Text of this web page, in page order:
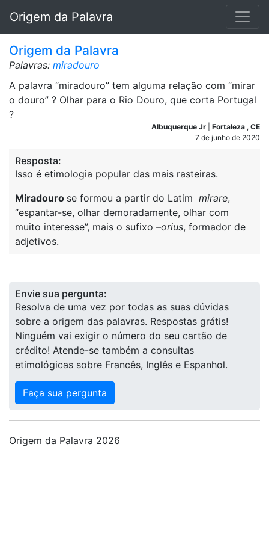
Origem da Palavra
Origem da Palavra
Palavras: miradouro
A palavra “miradouro” tem alguma relação com “mirar
o douro” ? Olhar para o Rio Douro, que corta Portugal
?
Albuquerque Jr Fortaleza , CE
7 de junho de 2020
Resposta:
Isso é etimologia popular das mais rasteiras.
Miradouro se formou a partir do Latim mirare,
“espantar-se, olhar demoradamente, olhar com
muito interesse”, mais o sufixo –orius, formador de
adjetivos.
Envie sua pergunta:
Resolva de uma vez por todas as suas dúvidas
sobre a origem das palavras. Respostas grátis!
Ninguém vai exigir o número do seu cartão de
crédito! Atende-se também a consultas
etimológicas sobre Francês, Inglês e Espanhol.
Faça sua pergunta
Origem da Palavra 2026